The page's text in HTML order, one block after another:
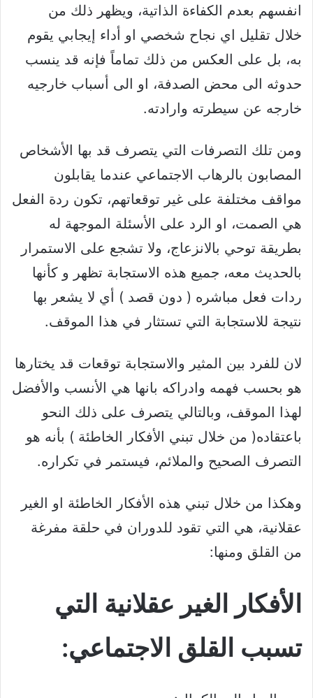
انفسهم بعدم الكفاءة الذاتية، ويظهر ذلك من
خلال تقليل اي نجاح شخصي او أداء إيجابي يقوم
به، بل على العكس من ذلك تماماً فإنه قد ينسب
حدوثه الى محض الصدفة، او الى أسباب خارجيه
خارجه عن سيطرته وارادته.
ومن تلك التصرفات التي يتصرف قد بها الأشخاص
المصابون بالرهاب الاجتماعي عندما يقابلون
مواقف مختلفة على غير توقعاتهم، تكون ردة الفعل
هي الصمت، او الرد على الأسئلة الموجهة له
بطريقة توحي بالانزعاج، ولا تشجع على الاستمرار
بالحديث معه، جميع هذه الاستجابة تظهر و كأنها
ردات فعل مباشره ( دون قصد ) أي لا يشعر بها
نتيجة للاستجابة التي تستثار في هذا الموقف.
لان للفرد بين المثير والاستجابة توقعات قد يختارها
هو بحسب فهمه وادراكه بانها هي الأنسب والأفضل
لهذا الموقف، وبالتالي يتصرف على ذلك النحو
باعتقاده( من خلال تبني الأفكار الخاطئة ) بأنه هو
التصرف الصحيح والملائم، فيستمر في تكراره.
وهكذا من خلال تبني هذه الأفكار الخاطئة او الغير
عقلانية، هي التي تقود للدوران في حلقة مفرغة
من القلق ومنها:
الأفكار الغير عقلانية التي
تسبب القلق الاجتماعي: